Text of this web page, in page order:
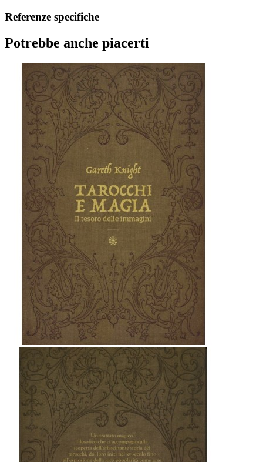
Referenze specifiche
Potrebbe anche piacerti